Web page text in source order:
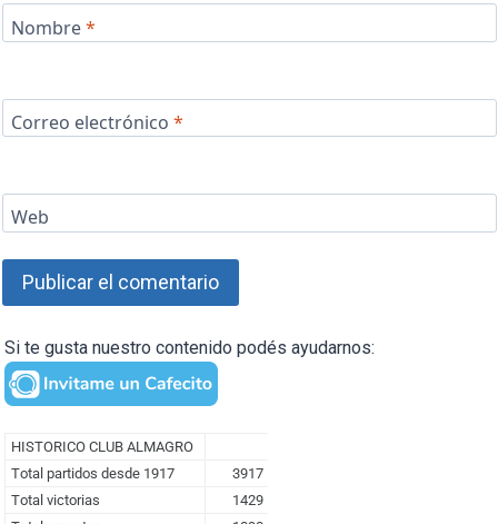
Nombre*
Correo electrónico *
Web
Si te gusta nuestro contenido podés ayudarnos: